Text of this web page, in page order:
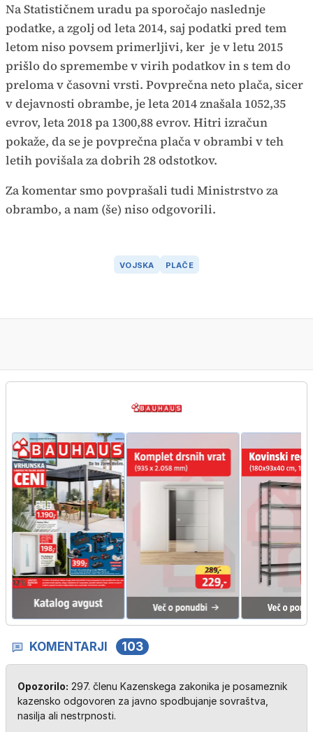
Na Statističnem uradu pa sporočajo naslednje
podatke, a zgolj od leta 2014, saj podatki pred tem
letom niso povsem primerljivi, ker je v letu 2015
prišlo do spremembe v virih podatkov in s tem do
preloma v časovni vrsti. Povprečna neto plača, sicer
v dejavnosti obrambe, je leta 2014 znašala 1052,35
evrov, leta 2018 pa 1300,88 evrov. Hitri izračun
pokaže, da se je povprečna plača v obrambi v teh
letih povišala za dobrih 28 odstotkov.
Za komentar smo povprašali tudi Ministrstvo za
obrambo, a nam (še) niso odgovorili.
VOJSKA PLAČE
KOMENTARJI 103
Opozorilo: 297. členu Kazenskega zakonika je posameznik
kazensko odgovoren za javno spodbujanje sovraštva,
nasilja ali nestrpnosti.